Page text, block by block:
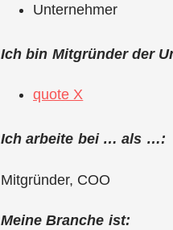
Unternehmer
Ich bin Mitgründer der
quote X
Ich arbeite bei … als …:
Mitgründer, COO
Meine Branche ist: